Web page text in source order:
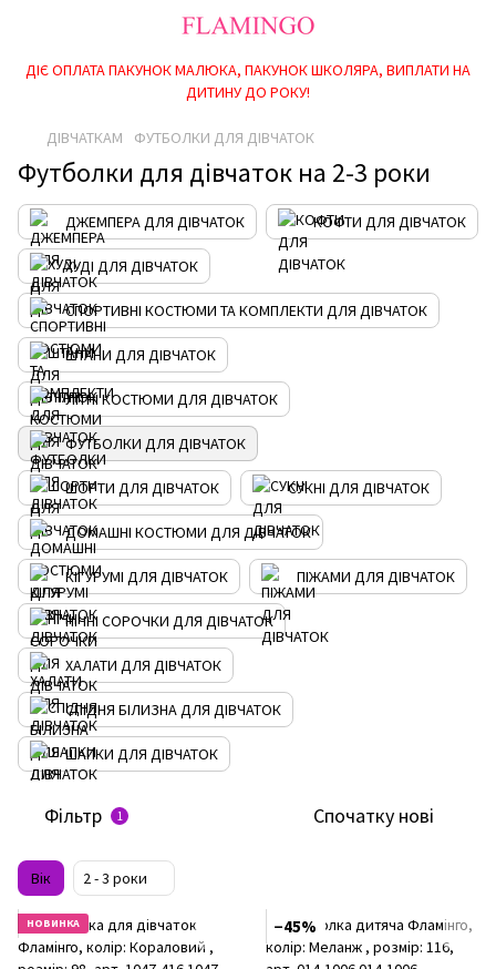
ДІЄ ОПЛАТА ПАКУНОК МАЛЮКА, ПАКУНОК ШКОЛЯРА, ВИПЛАТИ НА
ДИТИНУ ДО РОКУ!
ДІВЧАТКАМ ФУТБОЛКИ ДЛЯ ДІВЧАТОК
Футболки для дівчаток на 2-3 роки
ДЖЕМПЕРА ДЛЯ ДІВЧАТОК КОФТИ ДЛЯ ДІВЧАТОК
ХУДІ ДЛЯ ДІВЧАТОК
СПОРТИВНІ КОСТЮМИ ТА КОМПЛЕКТИ ДЛЯ ДІВЧАТОК
ШТАНИ ДЛЯ ДІВЧАТОК
ЛІТНІ КОСТЮМИ ДЛЯ ДІВЧАТОК
ФУТБОЛКИ ДЛЯ ДІВЧАТОК
ШОРТИ ДЛЯ ДІВЧАТОК СУКНІ ДЛЯ ДІВЧАТОК
ДОМАШНІ КОСТЮМИ ДЛЯ ДІВЧАТОК
КІГУРУМІ ДЛЯ ДІВЧАТОК ПІЖАМИ ДЛЯ ДІВЧАТОК
НІЧНІ СОРОЧКИ ДЛЯ ДІВЧАТОК
ХАЛАТИ ДЛЯ ДІВЧАТОК
СПІДНЯ БІЛИЗНА ДЛЯ ДІВЧАТОК
ШАПКИ ДЛЯ ДІВЧАТОК
Фільтр 1 Спочатку нові
Вік 2 - 3 роки
НОВИНКА −45%